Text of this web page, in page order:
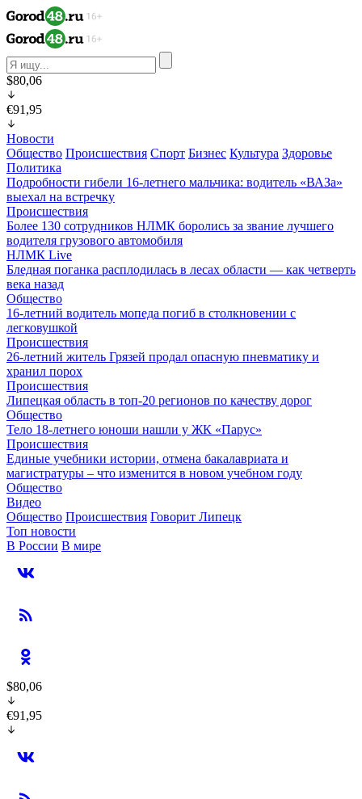
$80,06
€91,95
Новости
Общество Происшествия Спорт Бизнес Культура Здоровье
Политика
Подробности гибели 16-летнего мальчика: водитель «ВАЗа»
выехал на встречку
Происшествия
Более 130 сотрудников НЛМК боролись за звание лучшего
водителя грузового автомобиля
НЛМК Live
Бледная поганка расплодилась в лесах области — как четверть
века назад
Общество
16-летний водитель мопеда погиб в столкновении с
легковушкой
Происшествия
26-летний житель Грязей продал опасную пневматику и
хранил порох
Происшествия
Липецкая область в топ-20 регионов по качеству дорог
Общество
Тело 18-летнего юноши нашли у ЖК «Парус»
Происшествия
Единые учебники истории, отмена бакалавриата и
магистратуры – что изменится в новом учебном году
Общество
Видео
Общество Происшествия Говорит Липецк
Топ новости
В России В мире
$80,06
€91,95